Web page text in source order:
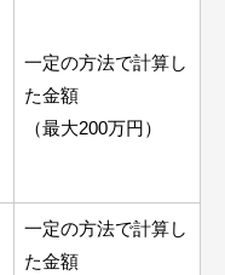
一定の方法で計算し
た金額
（最大200万円）
一定の方法で計算し
た金額